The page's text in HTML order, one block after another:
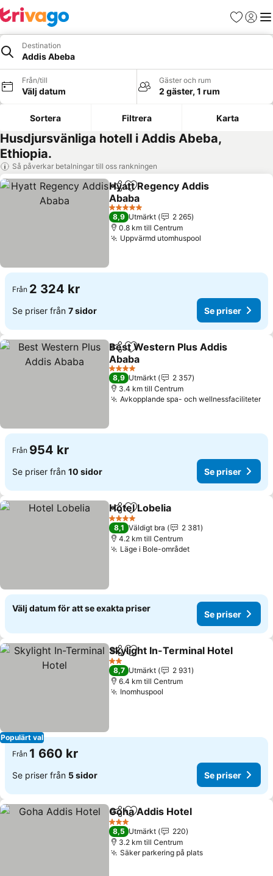
Favoriter
Logga
Destination
Addis Abeba
Från/till
Välj datum
Gäster och rum
2 gäster, 1 rum
Sortera Filtrera Karta
Husdjursvänliga hotell i Addis Abeba,
Ethiopia.
Så påverkar betalningar till oss rankningen
Dela Lägg till i Mina Favoriter
Hyatt Regency Addis
Ababa
5 Stjärnor
8,9 Utmärkt
2 265
0.8 km till Centrum
Uppvärmd utomhuspool
Från 2 324 kr
Se priser från 7 sidor Se priser
Dela Lägg till i Mina Favoriter
Best Western Plus Addis
Ababa
4 Stjärnor
8,9 Utmärkt
2 357
3.4 km till Centrum
Avkopplande spa- och wellnessfaciliteter
Från 954 kr
Se priser från 10 sidor Se priser
Dela Lägg till i Mina Favoriter
Hotel Lobelia
4 Stjärnor
8,1 Väldigt bra
2 381
4.2 km till Centrum
Läge i Bole-området
Välj datum för att se exakta priser
Se priser
Populärt val
Dela Lägg till i Mina Favoriter
Skylight In-Terminal Hotel
2 Stjärnor
8,7 Utmärkt
2 931
6.4 km till Centrum
Inomhuspool
Från 1 660 kr
Se priser från 5 sidor Se priser
Dela Lägg till i Mina Favoriter
Goha Addis Hotel
3 Stjärnor
8,5 Utmärkt
220
3.2 km till Centrum
Säker parkering på plats